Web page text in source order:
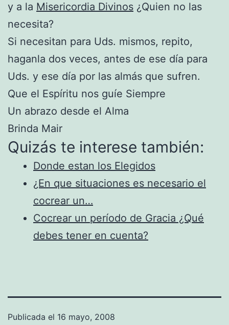
y a la Misericordia Divinos ¿Quien no las
necesita?
Si necesitan para Uds. mismos, repito,
haganla dos veces, antes de ese día para
Uds. y ese día por las almás que sufren.
Que el Espíritu nos guíe Siempre
Un abrazo desde el Alma
Brinda Mair
Quizás te interese también:
Donde estan los Elegidos
¿En que situaciones es necesario el
cocrear un…
Cocrear un período de Gracia ¿Qué
debes tener en cuenta?
Publicada el 16 mayo, 2008